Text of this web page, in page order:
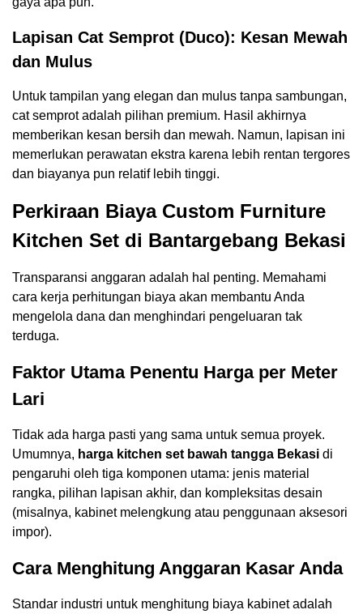
Lapisan Cat Semprot (Duco): Kesan Mewah
dan Mulus
Untuk tampilan yang elegan dan mulus tanpa sambungan,
cat semprot adalah pilihan premium. Hasil akhirnya
memberikan kesan bersih dan mewah. Namun, lapisan ini
memerlukan perawatan ekstra karena lebih rentan tergores
dan biayanya pun relatif lebih tinggi.
Perkiraan Biaya Custom Furniture
Kitchen Set di Bantargebang Bekasi
Transparansi anggaran adalah hal penting. Memahami
cara kerja perhitungan biaya akan membantu Anda
mengelola dana dan menghindari pengeluaran tak
terduga.
Faktor Utama Penentu Harga per Meter
Lari
Tidak ada harga pasti yang sama untuk semua proyek.
Umumnya, harga kitchen set bawah tangga Bekasi di
pengaruhi oleh tiga komponen utama: jenis material
rangka, pilihan lapisan akhir, dan kompleksitas desain
(misalnya, kabinet melengkung atau penggunaan aksesori
impor).
Cara Menghitung Anggaran Kasar Anda
Standar industri untuk menghitung biaya kabinet adalah